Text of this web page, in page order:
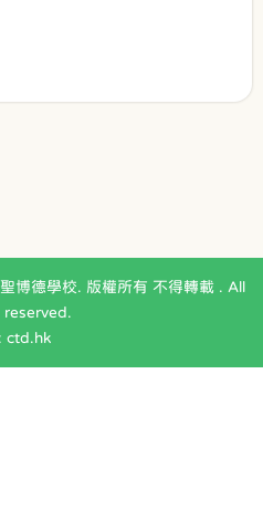
博德學校. 版權所有 不得轉載 . All
reserved.
ctd.hk